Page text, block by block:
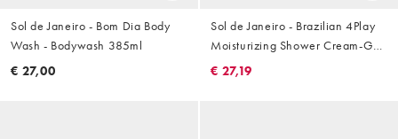
Sol de Janeiro - Bom Dia Body
Wash - Bodywash 385ml
€ 27,00
Sol de Janeiro - Brazilian 4Play
Moisturizing Shower Cream-Gel
- Douchegel 385ml
€ 27,19